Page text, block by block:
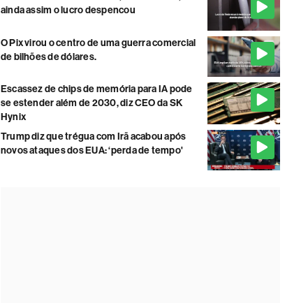
ainda assim o lucro despencou
O Pix virou o centro de uma guerra comercial
de bilhões de dólares.
Escassez de chips de memória para IA pode
se estender além de 2030, diz CEO da SK
Hynix
Trump diz que trégua com Irã acabou após
novos ataques dos EUA: ‘perda de tempo'